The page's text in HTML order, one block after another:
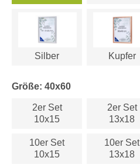
Silber Kupfer
Größe: 40x60
2er Set
10x15
2er Set
13x18
10er Set
10x15
10er Set
13x18